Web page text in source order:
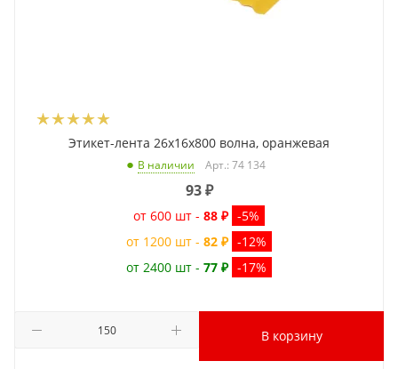
Этикет-лента 26x16x800 волна, оранжевая
В наличии Арт.: 74 134
93₽
от 600 шт - 88 ₽ -5%
от 1200 шт - 82 ₽ -12%
от 2400 шт - 77 ₽ -17%
В корзину